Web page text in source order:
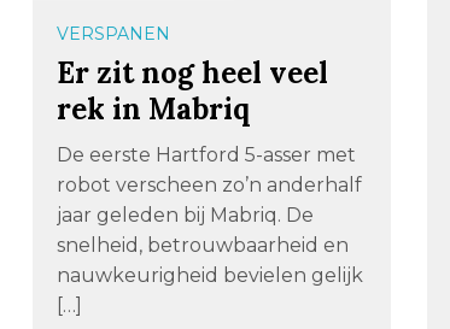
VERSPANEN
Er zit nog heel veel
rek in Mabriq
De eerste Hartford 5-asser met
robot verscheen zo’n anderhalf
jaar geleden bij Mabriq. De
snelheid, betrouwbaarheid en
nauwkeurigheid bevielen gelijk
[…]